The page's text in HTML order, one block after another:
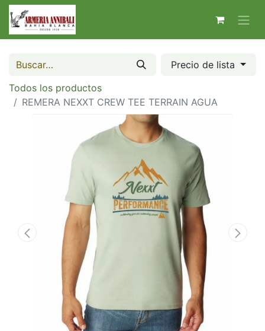
Precio de lista
Todos los productos
REMERA NEXXT CREW TEE TERRAIN AGUA